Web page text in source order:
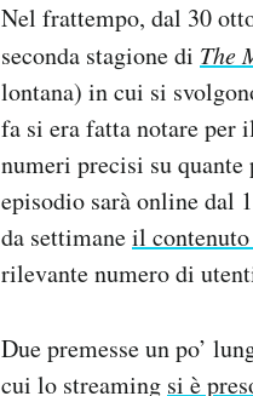
Nel frattempo, dal 30
seconda stagione di The
lontana) in cui si
fa si era fatta notare per
numeri precisi su
episodio sarà online dal
da settimaneil
rilevante numero di
Due premesse un po’
cui lo streaming si è